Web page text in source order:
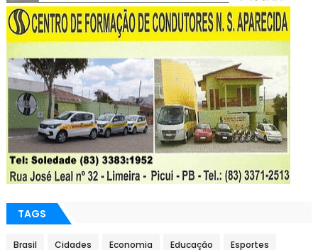
TAGS
Brasil Cidades Economia Educação Esportes